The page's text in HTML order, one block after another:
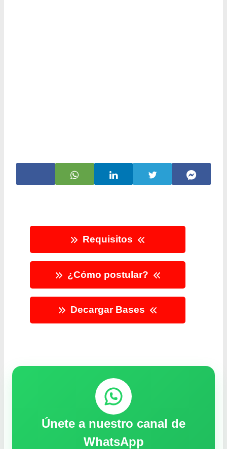
Requisitos
¿Cómo postular?
Decargar Bases
Únete a nuestro canal de
WhatsApp